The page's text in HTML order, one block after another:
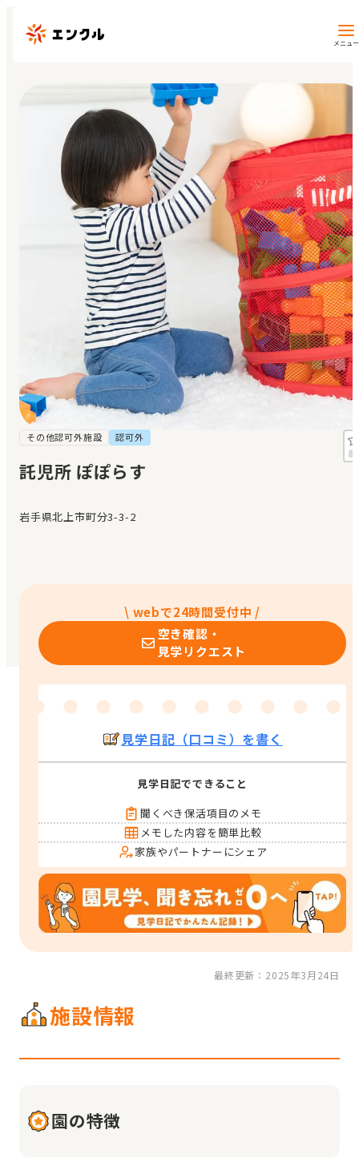
メニュー
保育園・幼稚園を探す
地図から探す
地域から探す
マイページ
閲覧履歴
お気に入り
見学日記
メッセージ
おすすめの園
エンクルの特徴と活用方法
その他認可外施設 認可外
託児所 ぽぽらす
岩手県北上市町分3-3-2
\ webで24時間受付中 /
空き確認・
見学リクエスト
見学日記（口コミ）を書く
見学日記でできること
聞くべき保活項目のメモ
メモした内容を簡単比較
家族やパートナーにシェア
最終更新：2025年3月24日
施設情報
園の特徴